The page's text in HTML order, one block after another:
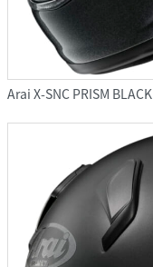
Arai X-SNC PRISM BLACK